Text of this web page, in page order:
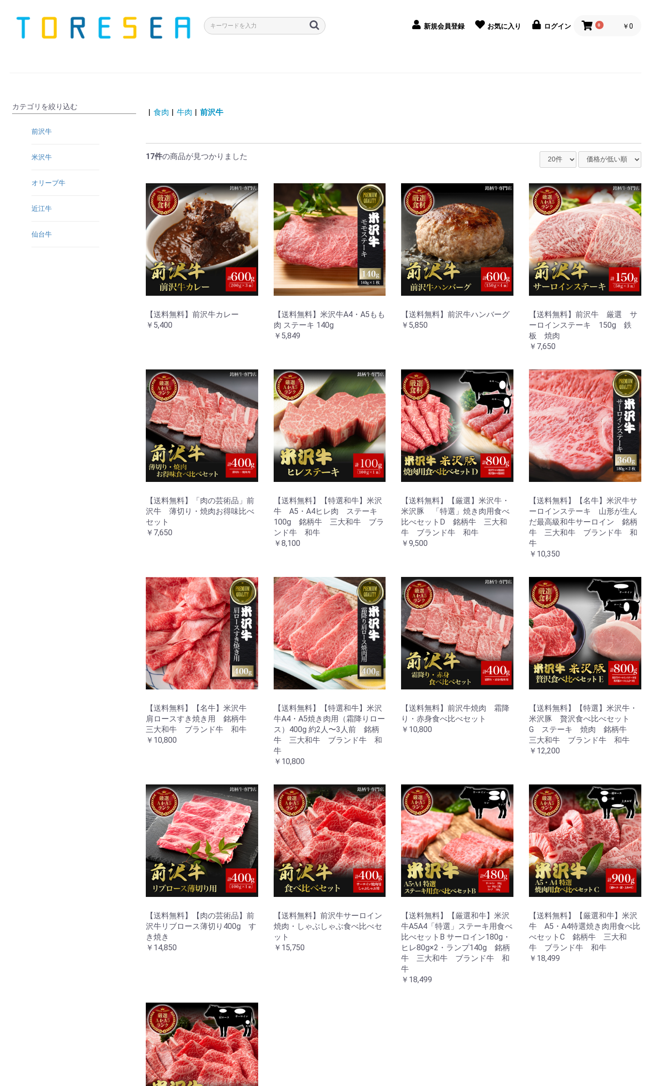
新規会員登録 お気に入り ログイン 0 ￥0
カテゴリを絞り込む
前沢牛
米沢牛
オリーブ牛
近江牛
仙台牛
食肉 牛肉 前沢牛
17件の商品が見つかりました
【送料無料】前沢牛カレー
￥5,400
【送料無料】米沢牛A4・A5もも
肉 ステーキ 140g
￥5,849
【送料無料】前沢牛ハンバーグ
￥5,850
【送料無料】前沢牛 厳選 サ
ーロインステーキ 150g 鉄
板 焼肉
￥7,650
【送料無料】「肉の芸術品」前
沢牛 薄切り・焼肉お得味比べ
セット
￥7,650
【送料無料】【特選和牛】米沢
牛 A5・A4ヒレ肉 ステーキ
100g 銘柄牛 三大和牛 ブラ
ンド牛 和牛
￥8,100
【送料無料】【厳選】米沢牛・
米沢豚 「特選」焼き肉用食べ
比べセットD 銘柄牛 三大和
牛 ブランド牛 和牛
￥9,500
【送料無料】【名牛】米沢牛サ
ーロインステーキ 山形が生ん
だ最高級和牛サーロイン 銘柄
牛 三大和牛 ブランド牛 和
牛
￥10,350
【送料無料】【名牛】米沢牛
肩ロースすき焼き用 銘柄牛
三大和牛 ブランド牛 和牛
￥10,800
【送料無料】【特選和牛】米沢
牛A4・A5焼き肉用（霜降りロー
ス）400g 約2人〜3人前 銘柄
牛 三大和牛 ブランド牛 和
牛
￥10,800
【送料無料】前沢牛焼肉 霜降
り・赤身食べ比べセット
￥10,800
【送料無料】【特選】米沢牛・
米沢豚 贅沢食べ比べセット
G ステーキ 焼肉 銘柄牛
三大和牛 ブランド牛 和牛
￥12,200
【送料無料】【肉の芸術品】前
沢牛リブロース薄切り400g す
き焼き
￥14,850
【送料無料】前沢牛サーロイン
焼肉・しゃぶしゃぶ食べ比べセ
ット
￥15,750
【送料無料】【厳選和牛】米沢
牛A5A4「特選」ステーキ用食べ
比べセットB サーロイン180g・
ヒレ80g×2・ランプ140g 銘柄
牛 三大和牛 ブランド牛 和
牛
￥18,499
【送料無料】【厳選和牛】米沢
牛 A5・A4特選焼き肉用食べ比
べセットC 銘柄牛 三大和
牛 ブランド牛 和牛
￥18,499